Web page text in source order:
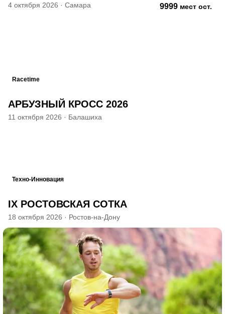
4 октября 2026 · Самара 9999 мест ост.
Racetime
АРБУЗНЫЙ КРОСС 2026
11 октября 2026 · Балашиха
Техно-Инновация
IX РОСТОВСКАЯ СОТКА
18 октября 2026 · Ростов-на-Дону